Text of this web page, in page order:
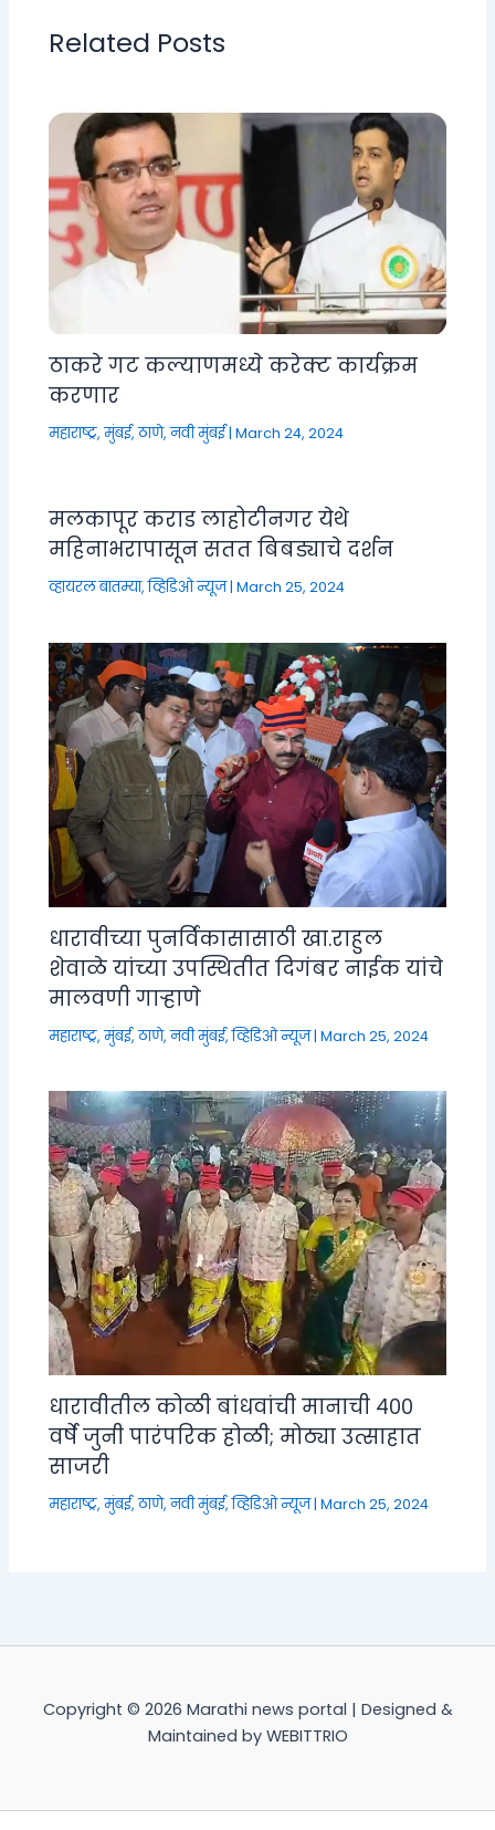
Related Posts
ठाकरे गट कल्याणमध्ये करेक्ट कार्यक्रम
करणार
महाराष्ट्र,मुंबई, ठाणे, नवी मुंबई|March 24, 2024
मलकापूर कराड लाहोटीनगर येथे
महिनाभरापासून सतत बिबड्याचे दर्शन
व्हायरल बातम्या,व्हिडिओ न्यूज|March 25, 2024
धारावीच्या पुनर्विकासासाठी खा.राहुल
शेवाळे यांच्या उपस्थितीत दिगंबर नाईक यांचे
मालवणी गाऱ्हाणे
महाराष्ट्र,मुंबई, ठाणे, नवी मुंबई,व्हिडिओ न्यूज|March 25, 2024
धारावीतील कोळी बांधवांची मानाची ४००
वर्षे जुनी पारंपरिक होळी; मोठ्या उत्साहात
साजरी
महाराष्ट्र,मुंबई, ठाणे, नवी मुंबई,व्हिडिओ न्यूज|March 25, 2024
Copyright © 2026 Marathi news portal | Designed &
Maintained by WEBITTRIO